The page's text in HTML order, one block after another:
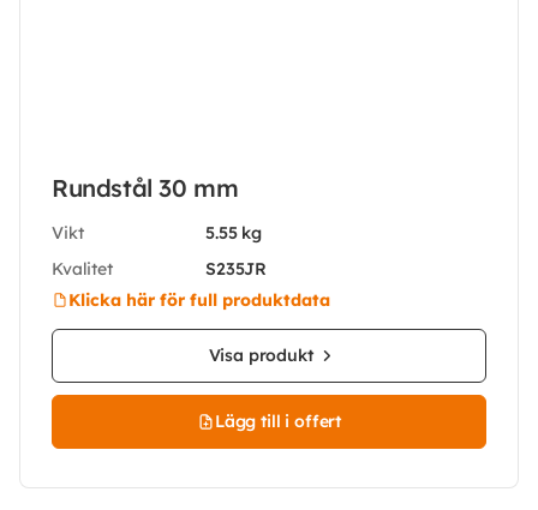
Rundstål 30 mm
Vikt
5.55 kg
Kvalitet
S235JR
Klicka här för full produktdata
Visa produkt
Lägg till i offert